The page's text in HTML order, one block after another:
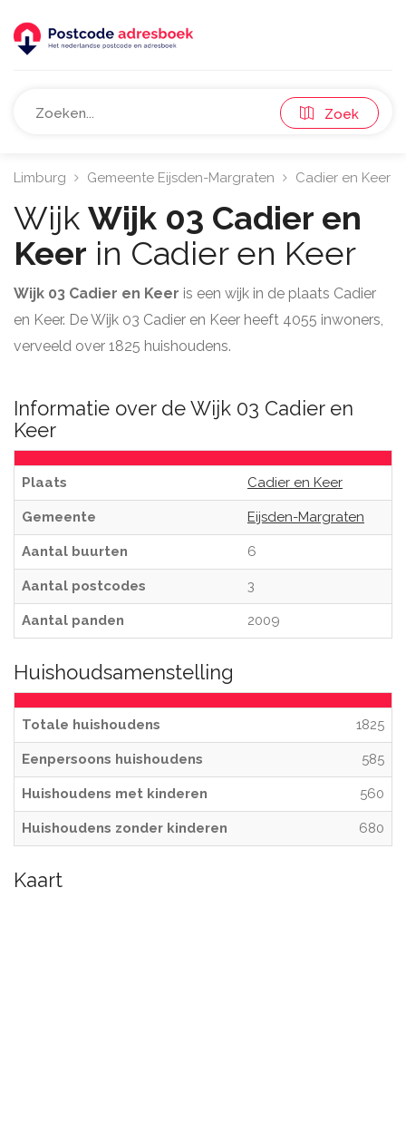
Zoek
Limburg Gemeente Eijsden-Margraten Cadier en Keer
Wijk Wijk 03 Cadier en
Keer in Cadier en Keer
Wijk 03 Cadier en Keer is een wijk in de plaats Cadier
en Keer. De Wijk 03 Cadier en Keer heeft 4055 inwoners,
verveeld over 1825 huishoudens.
Informatie over de Wijk 03 Cadier en
Keer
Plaats Cadier en Keer
Gemeente Eijsden-Margraten
Aantal buurten 6
Aantal postcodes 3
Aantal panden 2009
Huishoudsamenstelling
Totale huishoudens 1825
Eenpersoons huishoudens 585
Huishoudens met kinderen 560
Huishoudens zonder kinderen 680
Kaart